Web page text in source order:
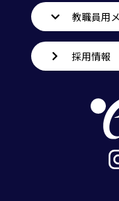
教職員用
採用情報